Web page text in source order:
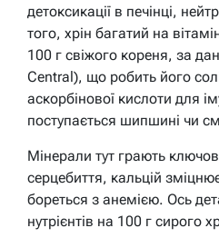
детоксикації в печінці,
того, хрін багатий на
100 г свіжого кореня, за
Central), що робить його
аскорбінової кислоти для
поступається шипшині чи
Мінерали тут грають
серцебиття, кальцій
бореться з анемією. Ось
нутрієнтів на 100 г сирого